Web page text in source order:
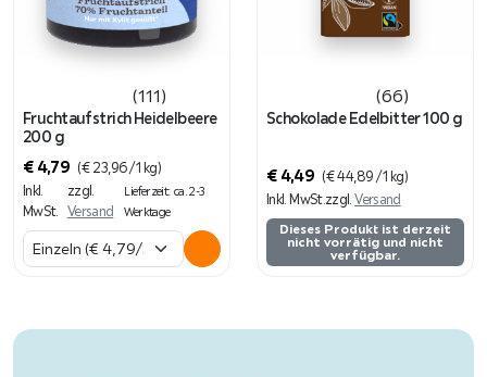
(111)
Fruchtaufstrich Heidelbeere
200 g
€ 4,79 (€ 23,96/ 1 kg)
Inkl.
MwSt.
zzgl.
Versand
Lieferzeit: ca. 2-3
Werktage
(66)
Schokolade Edelbitter 100 g
€ 4,49 (€44,89 / 1 kg)
Inkl. MwSt.zzgl.Versand
Dieses Produkt ist derzeit
nicht vorrätig und nicht
verfügbar.